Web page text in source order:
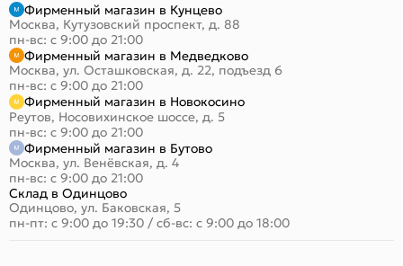
Фирменный магазин в Кунцево
Москва, Кутузовский проспект, д. 88
пн-вс: с 9:00 до 21:00
Фирменный магазин в Медведково
Москва, ул. Осташковская, д. 22, подъезд 6
пн-вс: с 9:00 до 21:00
Фирменный магазин в Новокосино
Реутов, Носовихинское шоссе, д. 5
пн-вс: с 9:00 до 21:00
Фирменный магазин в Бутово
Москва, ул. Венёвская, д. 4
пн-вс: с 9:00 до 21:00
Склад в Одинцово
Одинцово, ул. Баковская, 5
пн-пт: с 9:00 до 19:30 / сб-вс: с 9:00 до 18:00